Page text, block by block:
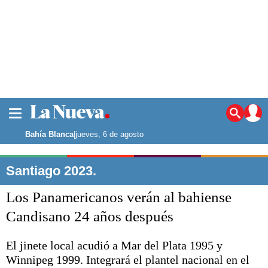
Noticias
La ciudad
Punta Alta
El mundo
Seguridad
Opinión
Deportes
Escenario Olímpico
Liga del Sur
Bahía Blanca|jueves, 6 de agosto
Santiago 2023.
Los Panamericanos verán al bahiense
Candisano 24 años después
El jinete local acudió a Mar del Plata 1995 y
Winnipeg 1999. Integrará el plantel nacional en el